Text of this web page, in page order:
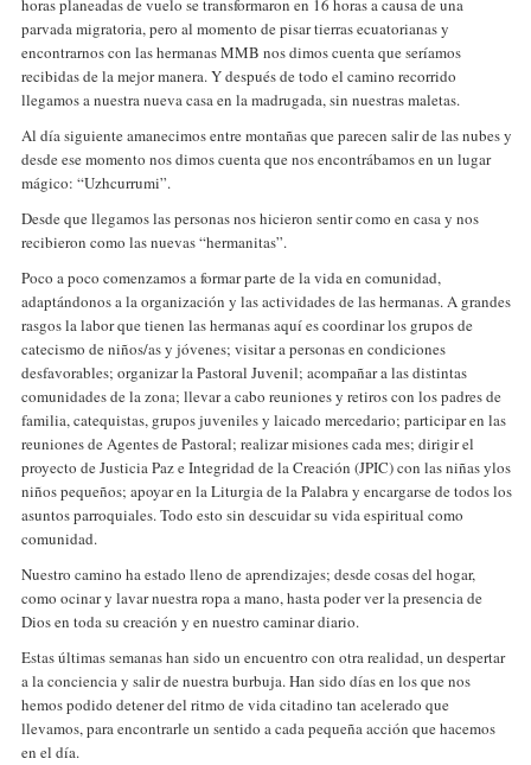
horas planeadas de vuelo se transformaron en 16 horas a causa de una
parvada migratoria, pero al momento de pisar tierras ecuatorianas y
encontrarnos con las hermanas MMB nos dimos cuenta que seríamos
recibidas de la mejor manera. Y después de todo el camino recorrido
llegamos a nuestra nueva casa en la madrugada, sin nuestras maletas.
Al día siguiente amanecimos entre montañas que parecen salir de las nubes y
desde ese momento nos dimos cuenta que nos encontrábamos en un lugar
mágico: “Uzhcurrumi”.
Desde que llegamos las personas nos hicieron sentir como en casa y nos
recibieron como las nuevas “hermanitas”.
Poco a poco comenzamos a formar parte de la vida en comunidad,
adaptándonos a la organización y las actividades de las hermanas. A grandes
rasgos la labor que tienen las hermanas aquí es coordinar los grupos de
catecismo de niños/as y jóvenes; visitar a personas en condiciones
desfavorables; organizar la Pastoral Juvenil; acompañar a las distintas
comunidades de la zona; llevar a cabo reuniones y retiros con los padres de
familia, catequistas, grupos juveniles y laicado mercedario; participar en las
reuniones de Agentes de Pastoral; realizar misiones cada mes; dirigir el
proyecto de Justicia Paz e Integridad de la Creación (JPIC) con las niñas ylos
niños pequeños; apoyar en la Liturgia de la Palabra y encargarse de todos los
asuntos parroquiales. Todo esto sin descuidar su vida espiritual como
comunidad.
Nuestro camino ha estado lleno de aprendizajes; desde cosas del hogar,
como ocinar y lavar nuestra ropa a mano, hasta poder ver la presencia de
Dios en toda su creación y en nuestro caminar diario.
Estas últimas semanas han sido un encuentro con otra realidad, un despertar
a la conciencia y salir de nuestra burbuja. Han sido días en los que nos
hemos podido detener del ritmo de vida citadino tan acelerado que
llevamos, para encontrarle un sentido a cada pequeña acción que hacemos
en el día.